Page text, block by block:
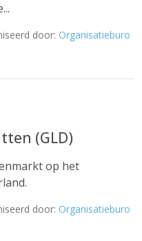
door: Organisatieburo
(GLD)
op het
door: Organisatieburo